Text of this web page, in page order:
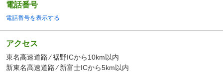
電話番号
電話番号を表示する
アクセス
東名高速道路 ⁄ 裾野ICから10km以内
新東名高速道路 ⁄ 新富士ICから5km以内